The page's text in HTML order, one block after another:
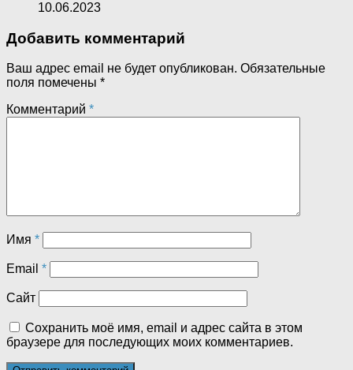
10.06.2023
Добавить комментарий
Ваш адрес email не будет опубликован. Обязательные
поля помечены *
Комментарий *
Имя *
Email *
Сайт
Сохранить моё имя, email и адрес сайта в этом
браузере для последующих моих комментариев.